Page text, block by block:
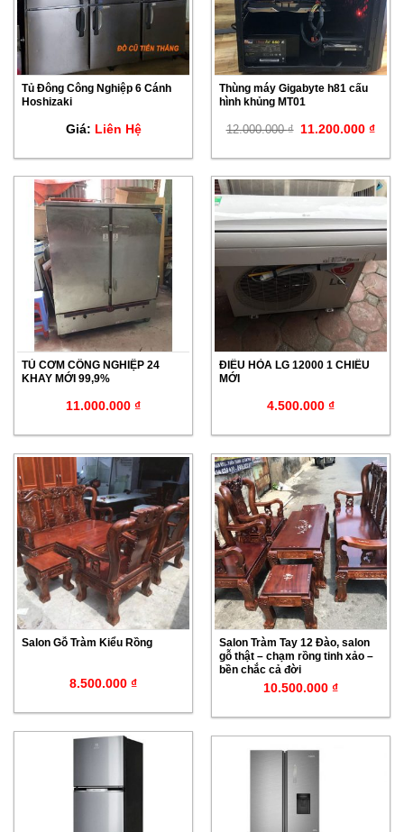
Tủ Đông Công Nghiệp 6 Cánh
Hoshizaki
Giá: Liên Hệ
Thùng máy Gigabyte h81 cấu
hình khủng MT01
12.000.000₫ Giá
12.000.000 ₫.
11.200.000₫Giá
là:
TỦ CƠM CÔNG NGHIỆP 24
KHAY MỚI 99,9%
11.000.000 ₫
ĐIỀU HÒA LG 12000 1 CHIỀU
MỚI
4.500.000 ₫
Salon Gỗ Tràm Kiểu Rồng
8.500.000 ₫
Salon Tràm Tay 12 Đào, salon
gỗ thật – chạm rồng tinh xảo –
bền chắc cả đời
10.500.000 ₫